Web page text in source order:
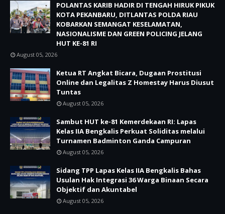
POLANTAS KARIB HADIR DI TENGAH HIRUK PIKUK
KOTA PEKANBARU, DITLANTAS POLDA RIAU
KOBARKAN SEMANGAT KESELAMATAN,
NASIONALISME DAN GREEN POLICING JELANG
HUT KE-81 RI
August 05, 2026
Ketua RT Angkat Bicara, Dugaan Prostitusi
Online dan Legalitas Z Homestay Harus Diusut
Tuntas
August 05, 2026
Sambut HUT ke-81 Kemerdekaan RI: Lapas
Kelas IIA Bengkalis Perkuat Soliditas melalui
Turnamen Badminton Ganda Campuran
August 05, 2026
Sidang TPP Lapas Kelas IIA Bengkalis Bahas
Usulan Hak Integrasi 36 Warga Binaan Secara
Objektif dan Akuntabel
August 05, 2026